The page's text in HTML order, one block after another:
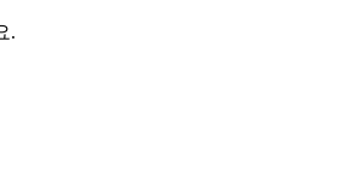
.